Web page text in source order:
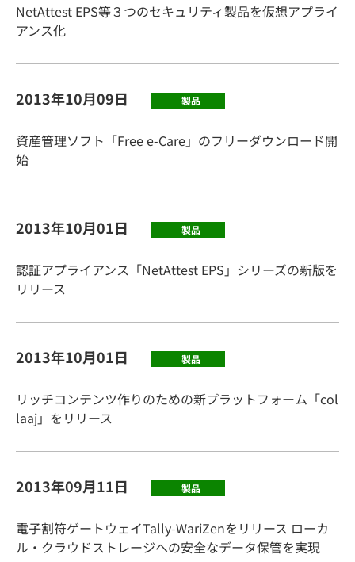
NetAttest EPS等３つのセキュリティ製品を仮想アプライ
アンス化
2013年10月09日 製品
資産管理ソフト「Free e-Care」のフリーダウンロード開
始
2013年10月01日 製品
認証アプライアンス「NetAttest EPS」シリーズの新版を
リリース
2013年10月01日 製品
リッチコンテンツ作りのための新プラットフォーム「col
laaj」をリリース
2013年09月11日 製品
電子割符ゲートウェイTally-WariZenをリリース ローカ
ル・クラウドストレージへの安全なデータ保管を実現